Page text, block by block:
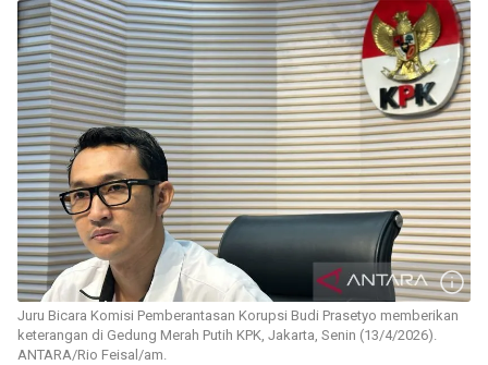
Juru Bicara Komisi Pemberantasan Korupsi Budi Prasetyo memberikan
keterangan di Gedung Merah Putih KPK, Jakarta, Senin (13/4/2026).
ANTARA/Rio Feisal/am.